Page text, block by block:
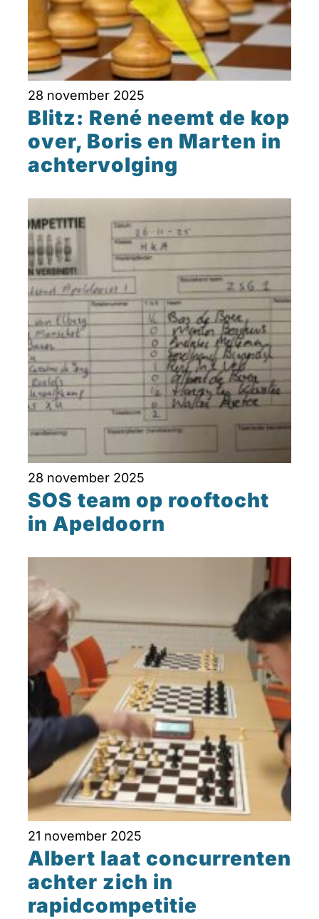
28 november 2025
Blitz: René neemt de kop
over, Boris en Marten in
achtervolging
28 november 2025
SOS team op rooftocht
in Apeldoorn
21 november 2025
Albert laat concurrenten
achter zich in
rapidcompetitie